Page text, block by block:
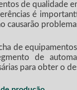
de qualidade
é
causarão
de
de
para obter o